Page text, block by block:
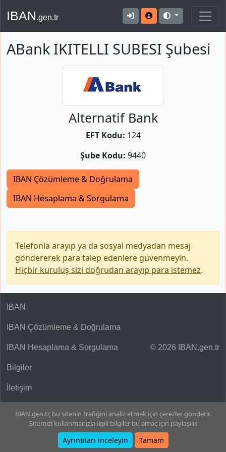
IBAN.gen.tr
ABank IKITELLI SUBESI Şubesi
Alternatif Bank
EFT Kodu: 124
Şube Kodu: 9440
IBAN Çözümleme & Doğrulama
IBAN Hesaplama & Sorgulama
Telefonla arayıp ya da sosyal medyadan mesaj
göndererek para talep edenlere güvenmeyin.
Hiçbir kuruluş sizi doğrudan arayıp para istemez.
© 2026 IBAN.gen.tr
IBAN
IBAN Çözümleme & Doğrulama
IBAN Hesaplama & Sorgulama
Bilgiler
İletişim
IBAN.gen.tr, bu sitenin trafiğini analiz etmek için çerezler gönderir.
Sitemizi kullanmanızla ilgili bilgiler bu amaç için paylaşılır.
Ayrıntıları inceleyin Tamam